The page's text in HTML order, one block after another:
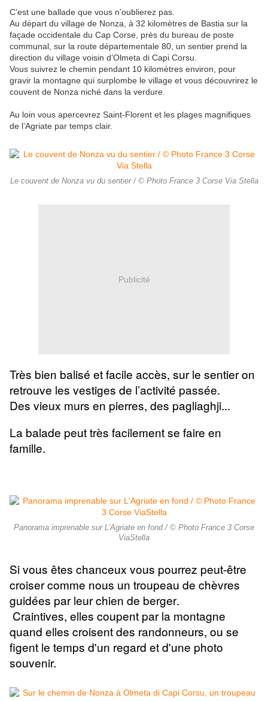
C’est une ballade que vous n’oublierez pas.
Au départ du village de Nonza, à 32 kilomètres de Bastia sur la
façade occidentale du Cap Corse, près du bureau de poste
communal, sur la route départementale 80, un sentier prend la
direction du village voisin d’Olmeta di Capi Corsu.
Vous suivrez le chemin pendant 10 kilomètres environ, pour
gravir la montagne qui surplombe le village et vous découvrirez le
couvent de Nonza niché dans la verdure.
Au loin vous apercevrez Saint-Florent et les plages magnifiques
de l’Agriate par temps clair.
Le couvent de Nonza vu du sentier / © Photo France 3 Corse Via Stella
Publicité
Très bien balisé et facile accès, sur le sentier on
retrouve les vestiges de l’activité passée.
Des vieux murs en pierres, des pagliaghji...
La balade peut très facilement se faire en
famille.
Panorama imprenable sur L'Agriate en fond / © Photo France 3 Corse
ViaStella
Si vous êtes chanceux vous pourrez peut-être
croiser comme nous un troupeau de chèvres
guidées par leur chien de berger.
Craintives, elles coupent par la montagne
quand elles croisent des randonneurs, ou se
figent le temps d'un regard et d'une photo
souvenir.